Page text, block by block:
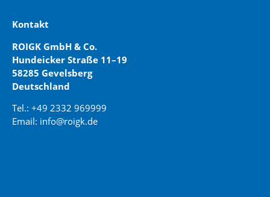
Kontakt
ROIGK GmbH & Co.
Hundeicker Straße 11–19
58285 Gevelsberg
Deutschland
Tel.: +49 2332 969999
Email: info@roigk.de